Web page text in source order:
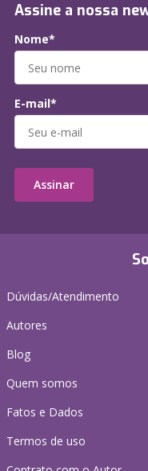
Dúvidas/Atendimento
Autores
Blog
Quem somos
Fatos e Dados
Termos de uso
Assine a nossa
Nome*
E-mail*
Assinar